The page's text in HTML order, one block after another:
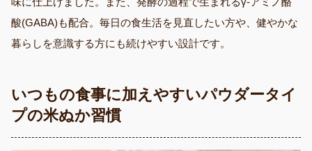
酸(GABA)も配合。毎日の食生活を見直したい方や、健やかな
暮らしを意識する方にも続けやすい設計です。
いつもの食事に加えやすいパウダータイ
プの米ぬか習慣